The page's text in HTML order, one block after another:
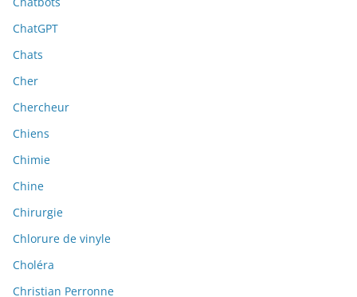
ChatGPT
Chats
Cher
Chercheur
Chiens
Chimie
Chine
Chirurgie
Chlorure de vinyle
Choléra
Christian Perronne